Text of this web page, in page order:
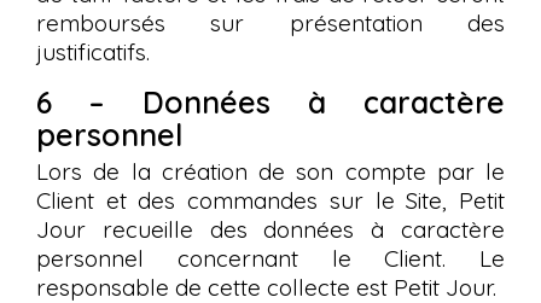
remboursés sur présentation des
justificatifs.
6 – Données à caractère
personnel
Lors de la création de son compte par le
Client et des commandes sur le Site, Petit
Jour recueille des données à caractère
personnel concernant le Client. Le
responsable de cette collecte est Petit Jour.